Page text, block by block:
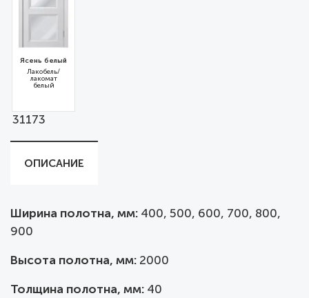
Ясень белый
Лакобель/
лакомат
белый
31173
ОПИСАНИЕ
Ширина полотна, мм: 400, 500, 600, 700, 800,
900
Высота полотна, мм: 2000
Толщина полотна, мм: 40